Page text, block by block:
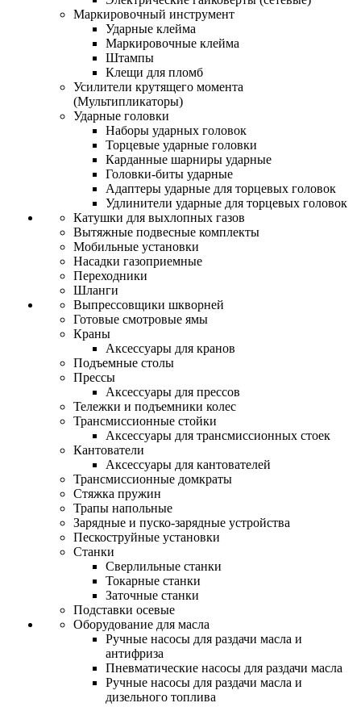
Маркировочный инструмент
Ударные клейма
Маркировочные клейма
Штампы
Клещи для пломб
Усилители крутящего момента
(Мультипликаторы)
Ударные головки
Наборы ударных головок
Торцевые ударные головки
Карданные шарниры ударные
Головки-биты ударные
Адаптеры ударные для торцевых головок
Удлинители ударные для торцевых головок
Катушки для выхлопных газов
Вытяжные подвесные комплекты
Мобильные установки
Насадки газоприемные
Переходники
Шланги
Выпрессовщики шкворней
Готовые смотровые ямы
Краны
Аксессуары для кранов
Подъемные столы
Прессы
Аксессуары для прессов
Тележки и подъемники колес
Трансмиссионные стойки
Аксессуары для трансмиссионных стоек
Кантователи
Аксессуары для кантователей
Трансмиссионные домкраты
Стяжка пружин
Трапы напольные
Зарядные и пуско-зарядные устройства
Пескоструйные установки
Станки
Сверлильные станки
Токарные станки
Заточные станки
Подставки осевые
Оборудование для масла
Ручные насосы для раздачи масла и
антифриза
Пневматические насосы для раздачи масла
Ручные насосы для раздачи масла и
дизельного топлива